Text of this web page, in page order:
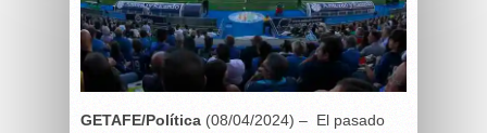
GETAFE/Política (08/04/2024) – El pasado